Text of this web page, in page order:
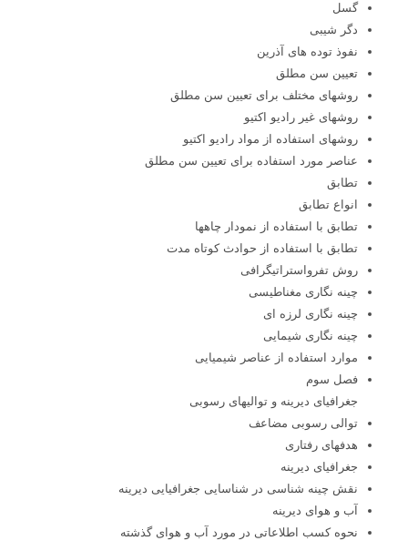
گسل
دگر شیبی
نفوذ توده های آذرین
تعیین سن مطلق
روشهای مختلف برای تعیین سن مطلق
روشهای غیر رادیو اکتیو
روشهای استفاده از مواد رادیو اکتیو
عناصر مورد استفاده برای تعیین سن مطلق
تطابق
انواع تطابق
تطابق با استفاده از نمودار چاهها
تطابق با استفاده از حوادث کوتاه مدت
روش تفرواستراتیگرافی
چینه نگاری مغناطیسی
چینه نگاری لرزه ای
چینه نگاری شیمایی
موارد استفاده از عناصر شیمیایی
فصل سوم
جغرافیای دیرینه و توالیهای رسوبی
توالی رسوبی مضاعف
هدفهای رفتاری
جغرافیای دیرینه
نقش چینه شناسی در شناسایی جغرافیایی دیرینه
آب و هوای دیرینه
نحوه کسب اطلاعاتی در مورد آب و هوای گذشته